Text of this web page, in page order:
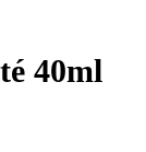
40ml